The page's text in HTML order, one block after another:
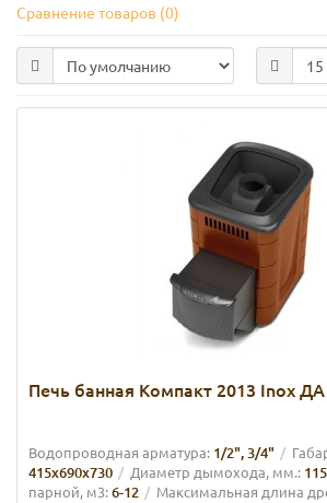
Сравнение товаров (0)
Печь банная Компакт 2013 Inox
Водопроводная арматура: 1/2", 3/4"
415х690х730 Диаметр дымохода, мм.: 115
парной, м3:6-12 Максимальная длина